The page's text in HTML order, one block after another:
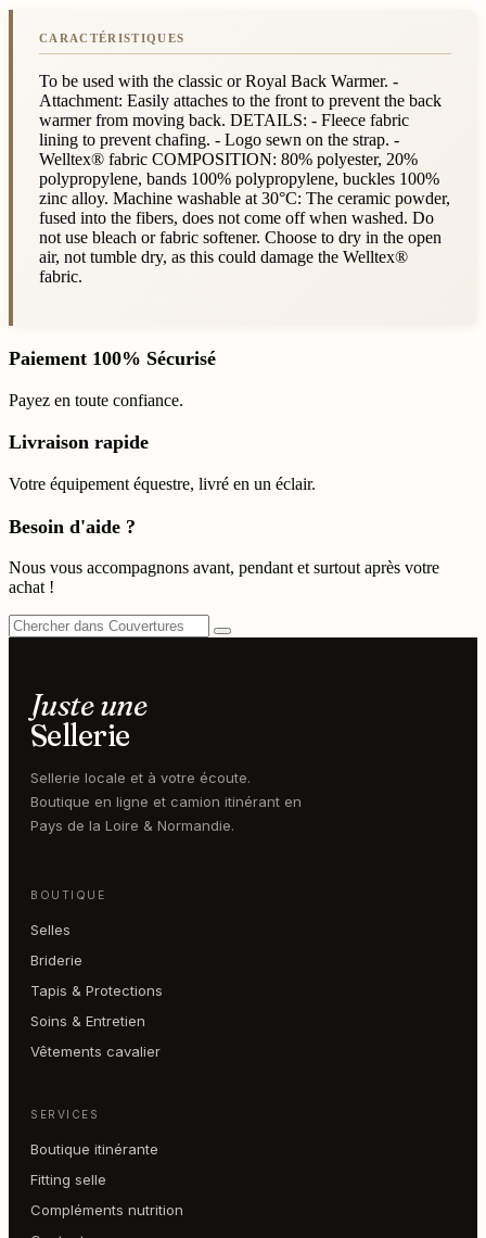
To be used with the classic or Royal Back Warmer. -
Attachment: Easily attaches to the front to prevent the back
warmer from moving back. DETAILS: - Fleece fabric
lining to prevent chafing. - Logo sewn on the strap. -
Welltex® fabric COMPOSITION: 80% polyester, 20%
polypropylene, bands 100% polypropylene, buckles 100%
zinc alloy. Machine washable at 30°C: The ceramic powder,
fused into the fibers, does not come off when washed. Do
not use bleach or fabric softener. Choose to dry in the open
air, not tumble dry, as this could damage the Welltex®
fabric.
Paiement 100% Sécurisé
Payez en toute confiance.
Livraison rapide
Votre équipement équestre, livré en un éclair.
Besoin d'aide ?
Nous vous accompagnons avant, pendant et surtout après votre
achat !
Juste une
Sellerie
Sellerie locale et à votre écoute.
Boutique en ligne et camion itinérant en
Pays de la Loire & Normandie.
BOUTIQUE
Selles
Briderie
Tapis & Protections
Soins & Entretien
Vêtements cavalier
SERVICES
Boutique itinérante
Fitting selle
Compléments nutrition